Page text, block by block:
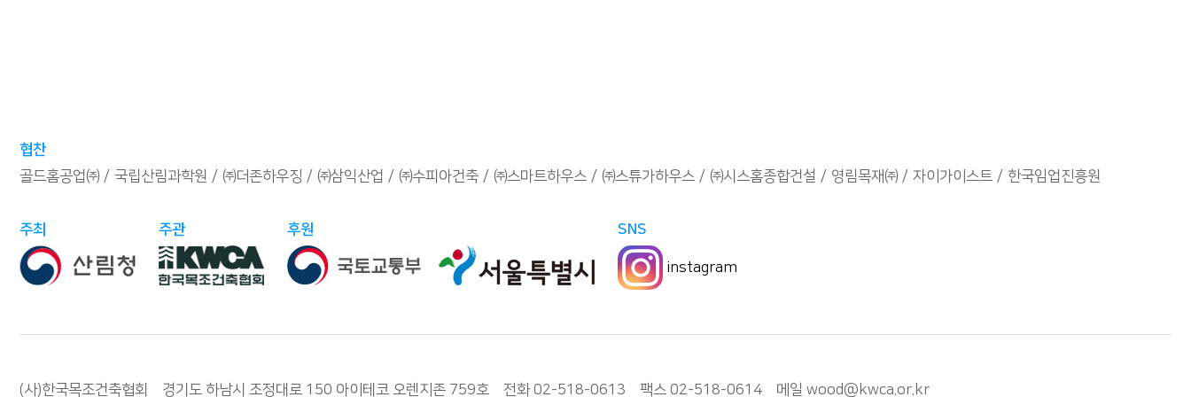
협찬
골드홈공업㈜
국립산림과학원 ㈜더존하우징 ㈜삼익산업 ㈜수피아건축 ㈜스마트하우스 ㈜스튜가하우스 ㈜시스홈종합건설 영림목재㈜ 자이가이스트 한국임업진흥원
주최 주관 후원 SNS
instagram
(사)한국목조건축협회 경기도 하남시 조정대로 150 아이테코 오렌지존 759호 전화 02-518-0613 팩스 02-518-0614 메일 wood@kwca.or.kr